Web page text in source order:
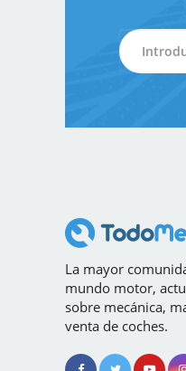
La mayor
mundo motor,
sobre mecánica,
venta de coches.